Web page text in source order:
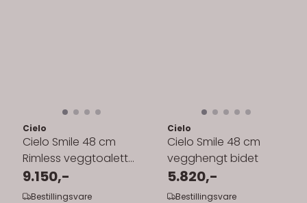
Cielo
Cielo Smile 48 cm
Rimless veggtoalett
inkl.sete med
softclose
9.150,-
Bestillingsvare
Cielo
Cielo Smile 48 cm
vegghengt bidet
5.820,-
Bestillingsvare